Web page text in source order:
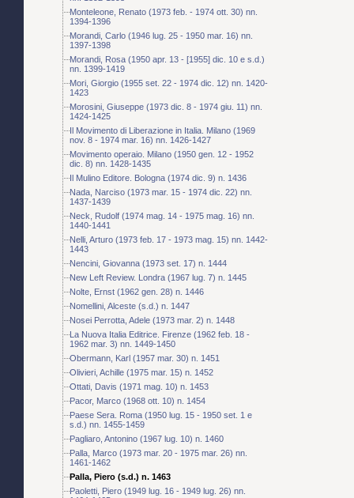
Monteleone, Renato (1973 feb. - 1974 ott. 30) nn.
1394-1396
Morandi, Carlo (1946 lug. 25 - 1950 mar. 16) nn.
1397-1398
Morandi, Rosa (1950 apr. 13 - [1955] dic. 10 e s.d.)
nn. 1399-1419
Mori, Giorgio (1955 set. 22 - 1974 dic. 12) nn. 1420-
1423
Morosini, Giuseppe (1973 dic. 8 - 1974 giu. 11) nn.
1424-1425
Il Movimento di Liberazione in Italia. Milano (1969
nov. 8 - 1974 mar. 16) nn. 1426-1427
Movimento operaio. Milano (1950 gen. 12 - 1952
dic. 8) nn. 1428-1435
Il Mulino Editore. Bologna (1974 dic. 9) n. 1436
Nada, Narciso (1973 mar. 15 - 1974 dic. 22) nn.
1437-1439
Neck, Rudolf (1974 mag. 14 - 1975 mag. 16) nn.
1440-1441
Nelli, Arturo (1973 feb. 17 - 1973 mag. 15) nn. 1442-
1443
Nencini, Giovanna (1973 set. 17) n. 1444
New Left Review. Londra (1967 lug. 7) n. 1445
Nolte, Ernst (1962 gen. 28) n. 1446
Nomellini, Alceste (s.d.) n. 1447
Nosei Perrotta, Adele (1973 mar. 2) n. 1448
La Nuova Italia Editrice. Firenze (1962 feb. 18 -
1962 mar. 3) nn. 1449-1450
Obermann, Karl (1957 mar. 30) n. 1451
Olivieri, Achille (1975 mar. 15) n. 1452
Ottati, Davis (1971 mag. 10) n. 1453
Pacor, Marco (1968 ott. 10) n. 1454
Paese Sera. Roma (1950 lug. 15 - 1950 set. 1 e
s.d.) nn. 1455-1459
Pagliaro, Antonino (1967 lug. 10) n. 1460
Palla, Marco (1973 mar. 20 - 1975 mar. 26) nn.
1461-1462
Palla, Piero (s.d.) n. 1463
Paoletti, Piero (1949 lug. 16 - 1949 lug. 26) nn.